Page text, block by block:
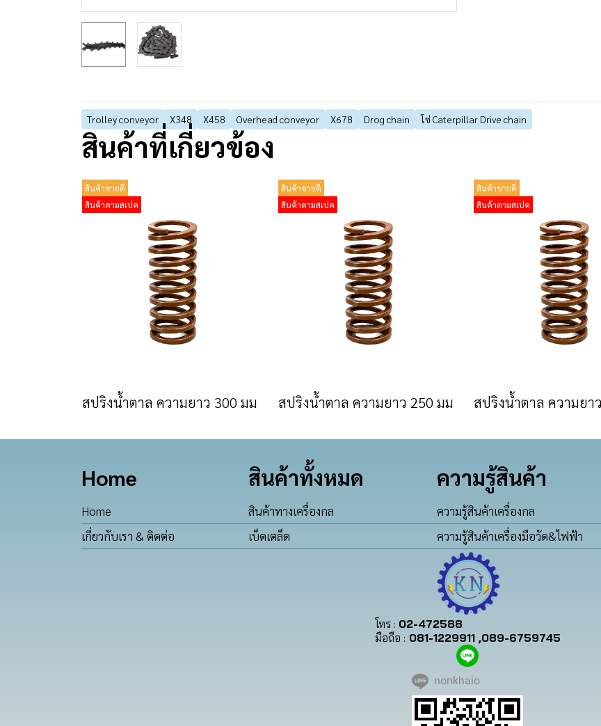
Trolley conveyor X348 X458 Overhead conveyor X678 Drog chain โซ่ Caterpillar Drive chain
สินค้าที่เกี่ยวข้อง
สินค้าขายดี
สินค้าตามสเปค
สปริงน้ำตาล ความยาว 300 มม
สินค้าขายดี
สินค้าตามสเปค
สปริงน้ำตาล ความยาว 250 มม
สินค้าขายดี
สินค้าตามสเปค
สปริงน้ำตาล ความยา
Home
Home
เกี่ยวกับเรา & ติดต่อ
สินค้าทั้งหมด
สินค้าทางเครื่องกล
เบ็ดเตล็ด
ความรู้สินค้า
ความรู้สินค้าเครื่องกล
ความรู้สินค้าเครื่องมือวัด&ไฟฟ้า
โทร : 02-472588
มือถือ : 081-1229911 ,089-6759745
nonkhaio